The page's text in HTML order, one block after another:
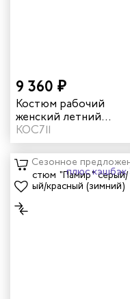
9 360 ₽
Костюм рабочий
женский летний
"Кранц" цвет маренго/
черный/голубой
КОС711
Сезонное
плюс кэшбэк